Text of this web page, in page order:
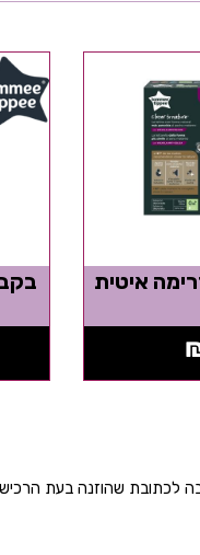
לכתובת שהוזנה בעת